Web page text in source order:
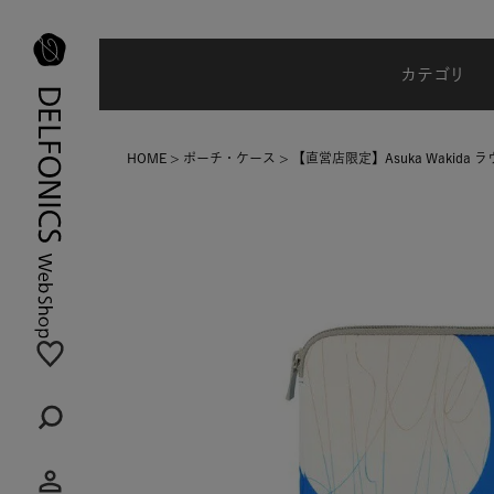
カテゴリ
HOME ポーチ・ケース 【直営店限定】Asuka Wakida ラ